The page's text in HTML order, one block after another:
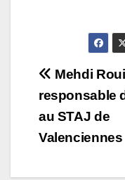
de
l’article
Mehdi
responsable
au STAJ de
Valenciennes